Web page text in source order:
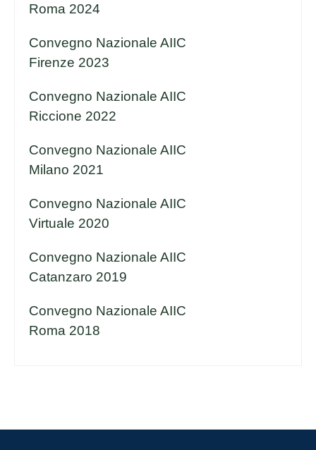
Roma 2024
Convegno Nazionale AIIC
Firenze 2023
Convegno Nazionale AIIC
Riccione 2022
Convegno Nazionale AIIC
Milano 2021
Convegno Nazionale AIIC
Virtuale 2020
Convegno Nazionale AIIC
Catanzaro 2019
Convegno Nazionale AIIC
Roma 2018